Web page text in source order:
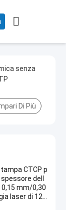

senza
Di Più
CTCP p
dell
mm/0,30
laser di 120